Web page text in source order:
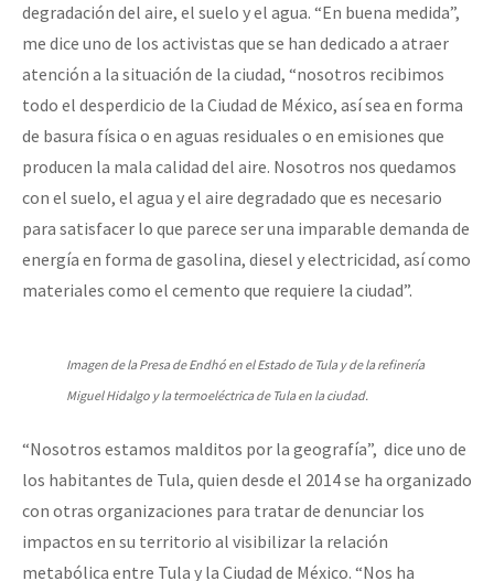
degradación del aire, el suelo y el agua. “En buena medida”,
me dice uno de los activistas que se han dedicado a atraer
atención a la situación de la ciudad, “nosotros recibimos
todo el desperdicio de la Ciudad de México, así sea en forma
de basura física o en aguas residuales o en emisiones que
producen la mala calidad del aire. Nosotros nos quedamos
con el suelo, el agua y el aire degradado que es necesario
para satisfacer lo que parece ser una imparable demanda de
energía en forma de gasolina, diesel y electricidad, así como
materiales como el cemento que requiere la ciudad”.
Imagen de la Presa de Endhó en el Estado de Tula y de la refinería
Miguel Hidalgo y la termoeléctrica de Tula en la ciudad.
“Nosotros estamos malditos por la geografía”, dice uno de
los habitantes de Tula, quien desde el 2014 se ha organizado
con otras organizaciones para tratar de denunciar los
impactos en su territorio al visibilizar la relación
metabólica entre Tula y la Ciudad de México. “Nos ha